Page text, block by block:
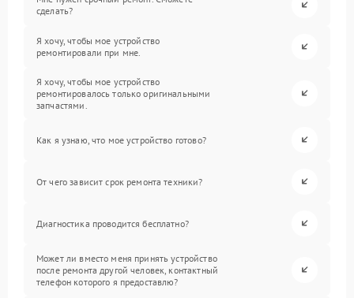
сделать?
Я хочу, чтобы мое устройство
ремонтировали при мне.
Я хочу, чтобы мое устройство
ремонтировалось только оригинальными
запчастями.
Как я узнаю, что мое устройство готово?
От чего зависит срок ремонта техники?
Диагностика проводится бесплатно?
Может ли вместо меня принять устройство
после ремонта другой человек, контактный
телефон которого я предоставлю?